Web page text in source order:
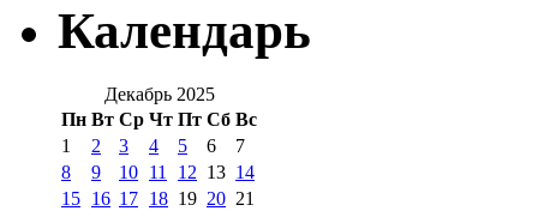
Календарь
Декабрь 2025
Пн Вт Ср Чт Пт Сб Вс
1
2 3 4 5 6
7
8
9 10 11 12 13 14
15 16 17 18 19 20 21